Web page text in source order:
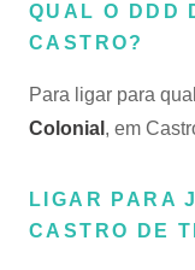
QUAL O DDD
CASTRO?
Para ligar para
Colonial , em
LIGAR PARA
CASTRO DE